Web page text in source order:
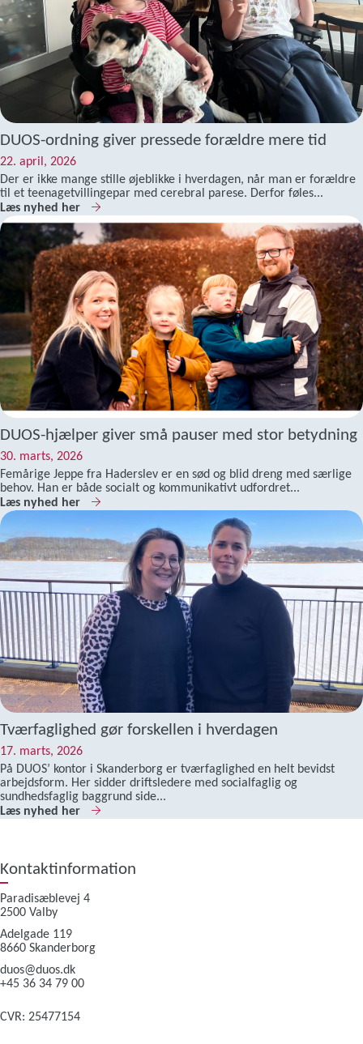
DUOS-ordning giver pressede forældre mere tid
22. april, 2026
Der er ikke mange stille øjeblikke i hverdagen, når man er forældre
til et teenagetvillingepar med cerebral parese. Derfor føles...
Læs nyhed her
DUOS-hjælper giver små pauser med stor betydning
30. marts, 2026
Femårige Jeppe fra Haderslev er en sød og blid dreng med særlige
behov. Han er både socialt og kommunikativt udfordret...
Læs nyhed her
Tværfaglighed gør forskellen i hverdagen
17. marts, 2026
På DUOS’ kontor i Skanderborg er tværfaglighed en helt bevidst
arbejdsform. Her sidder driftsledere med socialfaglig og
sundhedsfaglig baggrund side...
Læs nyhed her
Kontaktinformation
Paradisæblevej 4
2500 Valby
Adelgade 119
8660 Skanderborg
duos@duos.dk
+45 36 34 79 00
CVR: 25477154